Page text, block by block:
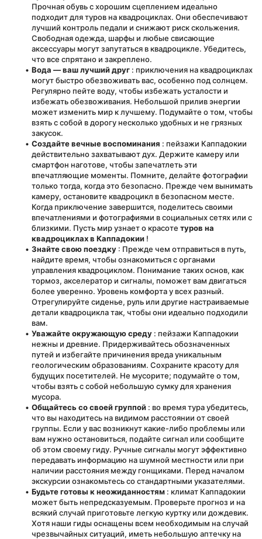
Прочная обувь с хорошим сцеплением идеально
подходит для туров на квадроциклах. Они обеспечивают
лучший контроль педали и снижают риск скольжения.
Свободная одежда, шарфы и любые свисающие
аксессуары могут запутаться в квадроцикле. Убедитесь,
что все спрятано и закреплено.
Вода — ваш лучший друг : приключения на квадроциклах
могут быстро обезвоживать вас, особенно под солнцем.
Регулярно пейте воду, чтобы избежать усталости и
избежать обезвоживания. Небольшой прилив энергии
может изменить мир к лучшему. Подумайте о том, чтобы
взять с собой в дорогу несколько удобных и не грязных
закусок.
Создайте вечные воспоминания : пейзажи Каппадокии
действительно захватывают дух. Держите камеру или
смартфон наготове, чтобы запечатлеть эти
впечатляющие моменты. Помните, делайте фотографии
только тогда, когда это безопасно. Прежде чем вынимать
камеру, остановите квадроцикл в безопасном месте.
Когда приключение завершится, поделитесь своими
впечатлениями и фотографиями в социальных сетях или с
близкими. Пусть мир узнает о красоте туров на
квадроциклах в Каппадокии !
Знайте свою поездку : Прежде чем отправиться в путь,
найдите время, чтобы ознакомиться с органами
управления квадроциклом. Понимание таких основ, как
тормоз, акселератор и сигналы, поможет вам двигаться
более уверенно. Уровень комфорта у всех разный.
Отрегулируйте сиденье, руль или другие настраиваемые
детали квадроцикла так, чтобы они идеально подходили
вам.
Уважайте окружающую среду : пейзажи Каппадокии
нежны и древние. Придерживайтесь обозначенных
путей и избегайте причинения вреда уникальным
геологическим образованиям. Сохраните красоту для
будущих посетителей. Не мусорите; подумайте о том,
чтобы взять с собой небольшую сумку для хранения
мусора.
Общайтесь со своей группой : во время тура убедитесь,
что вы находитесь на видимом расстоянии от своей
группы. Если у вас возникнут какие-либо проблемы или
вам нужно остановиться, подайте сигнал или сообщите
об этом своему гиду. Ручные сигналы могут эффективно
передавать информацию на шумной местности или при
наличии расстояния между гонщиками. Перед началом
экскурсии ознакомьтесь со стандартными указателями.
Будьте готовы к неожиданностям : климат Каппадокии
может быть непредсказуемым. Проверьте прогноз и на
всякий случай приготовьте легкую куртку или дождевик.
Хотя наши гиды оснащены всем необходимым на случай
чрезвычайных ситуаций, иметь небольшую аптечку на